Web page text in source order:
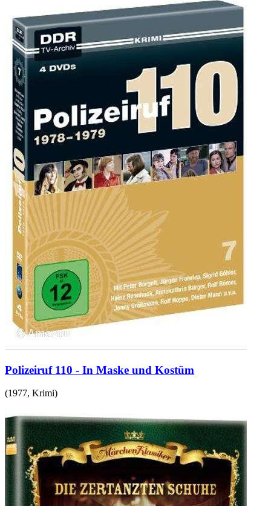
Polizeiruf 110 - In Maske und Kostüm
(1977, Krimi)